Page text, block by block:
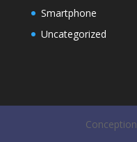
Smartphone
Uncategorized